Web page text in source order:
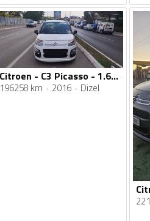
Citroen - C3 Picasso - 1.6 hdi
196258 km 2016 Dizel